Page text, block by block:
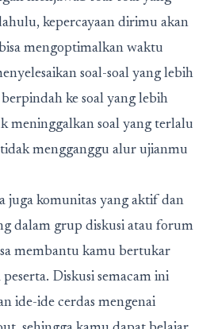
kepercayaan dirimu akan
mengoptimalkan waktu
soal-soal yang lebih
ke soal yang lebih
meninggalkan soal yang terlalu
mengganggu alur ujianmu
juga komunitas yang aktif dan
dalam grup diskusi atau forum
membantu kamu bertukar
Diskusi semacam ini
ide-ide cerdas mengenai